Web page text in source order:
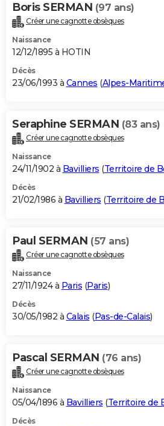
Boris SERMAN (97 ans)
Créer une cagnotte obsèques
Naissance
12/12/1895 à HOTIN
Décès
23/06/1993 à Cannes (Alpes-
Seraphine SERMAN (83 ans)
Créer une cagnotte obsèques
Naissance
24/11/1902 à Bavilliers (Territoire de
Décès
21/02/1986 à Bavilliers (Territoire de
Paul SERMAN (57 ans)
Créer une cagnotte obsèques
Naissance
27/11/1924 à Paris (Paris)
Décès
30/05/1982 à Calais (Pas-de-Calais)
Pascal SERMAN (76 ans)
Créer une cagnotte obsèques
Naissance
05/04/1896 à Bavilliers (Territoire de
Décès